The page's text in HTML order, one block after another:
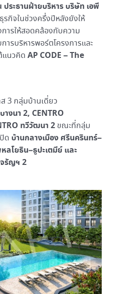
ระธานฝ่ายบริหาร บริษัท เอพี
รกิจในช่วงครึ่งปีหลังยังให้
ารให้สอดคล้องกับความ
รบริหารพอร์ตโครงการและ
แนวคิด AP CODE – The
ส 3 กลุ่มบ้านเดี่ยว
งนา 2, CENTRO
ทวีวัฒนา 2ขณะที่กลุ่ม
ด บ้านกลางเมือง ศรีนครินทร์–
ลโยธิน–ธูปะเตมีย์ และ
รัญฯ 2